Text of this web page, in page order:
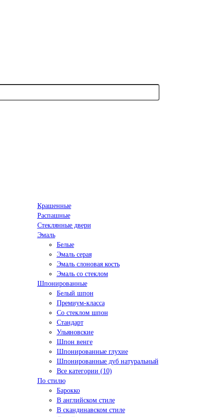
Крашенные
Распашные
Стеклянные двери
Эмаль
Белые
Эмаль серая
Эмаль слоновая кость
Эмаль со стеклом
Шпонированные
Белый шпон
Премиум-класса
Со стеклом шпон
Стандарт
Ульяновские
Шпон венге
Шпонированные глухие
Шпонированные дуб натуральный
Все категории (10)
По стилю
Барокко
В английском стиле
В скандинавском стиле